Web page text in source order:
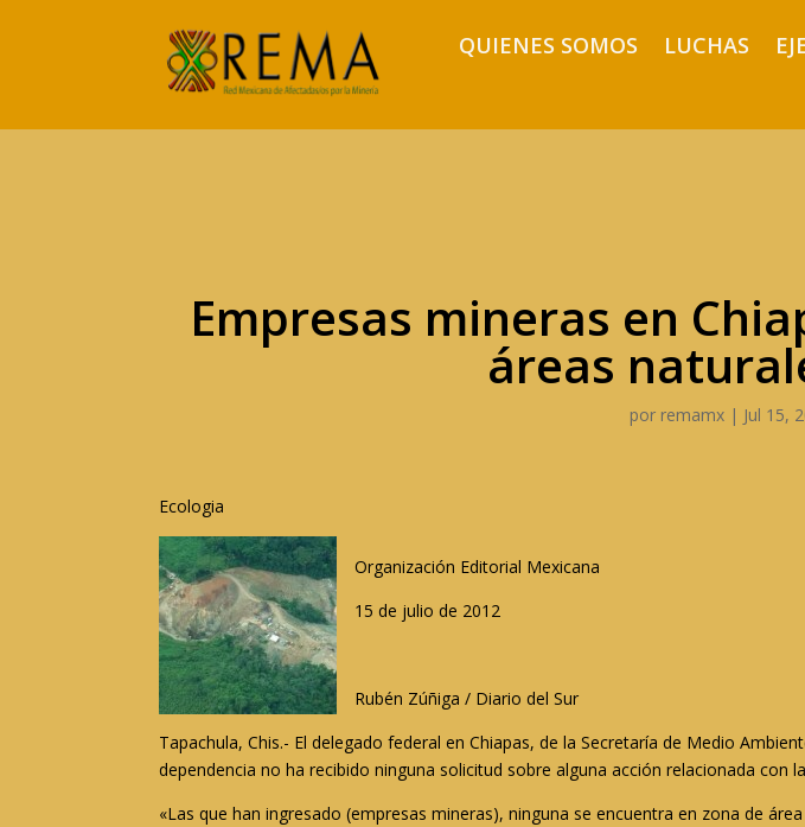
QUIENES SOMOS LUCHAS
Empresas mineras en
áreas
por remamx| Jul 15,
Ecologia
Organización Editorial Mexicana
15 de julio de 2012
Rubén Zúñiga / Diario del Sur
Tapachula, Chis.- El delegado federal en Chiapas, de la Secretaría de Medio
dependencia no ha recibido ninguna solicitud sobre alguna acción relacionada con
«Las que han ingresado (empresas mineras), ninguna se encuentra en zona de